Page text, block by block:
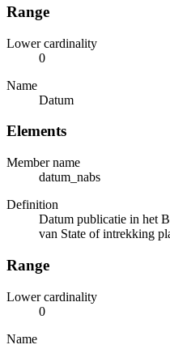
Range
Lower cardinality
0
Name
Datum
Elements
Member name
datum_nabs
Definition
Datum publicatie in het
van State of intrekking
Range
Lower cardinality
0
Name